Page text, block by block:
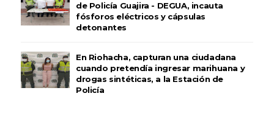
de Policía Guajira - DEGUA, incauta
fósforos eléctricos y cápsulas
detonantes
En Riohacha, capturan una ciudadana
cuando pretendía ingresar marihuana y
drogas sintéticas, a la Estación de
Policía